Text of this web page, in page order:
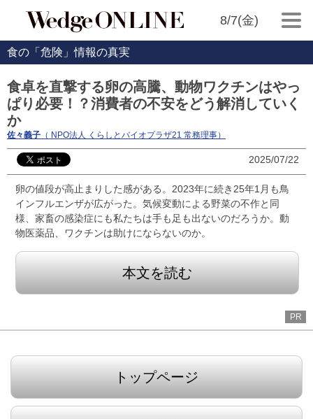
8/7(金)
食の「危険」情報の真実
食卓を直撃する卵の高騰、動物ワクチンはやっ
ぱり必要！？消費者の不安をどう解消していく
か
佐々義子 （ NPO法人 くらしとバイオプラザ21 常務理事）
2025/07/22
卵の値段が高止まりした感がある。2023年に続き25年1月も鳥
インフルエンザが広がった。気候変動による野菜の不作と同
様、家畜の感染症にも私たちは手も足も出ないのだろうか。動
物医薬品、ワクチンは助けにならないのか。
本文を読む
PR
トップページ